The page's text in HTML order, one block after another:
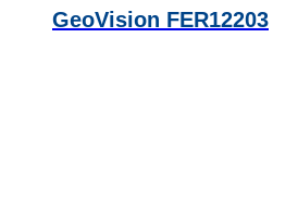
GeoVision FER12203